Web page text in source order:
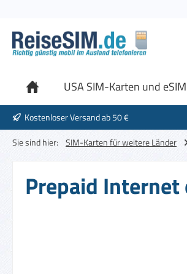
USA SIM-Karten und eSIM
Kostenloser Versand ab 50 €
Sie sind hier:
SIM-Karten für weitere Länder
Prepaid Internet